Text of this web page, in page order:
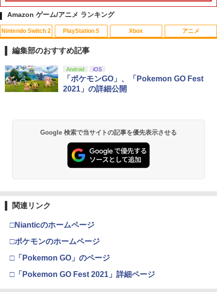
Amazon ゲーム/アニメ ランキング
Nintendo Switch 2
1
スプラトゥーン レイダース|オンライン
コード版
スプラトゥーン レイダース -Switch2
￥6,449
3
￥55,871
4
ニンテンドープリペイド番号 9000円|オ
ンラインコード版
PlayStation 5
1
PlayStation 5 デジタル・エディション
日本語専用 Console Language: Japan
ese only (CFI-2200B01)
プロダクトコード 封入
3
トローラー ミッドナイト ブラック(CFI-
Xbox
1
【純正品】Xbox ワイヤレス コントロー
ラー + USB-C® ケーブル
【純正品】Xbox ワイヤレス コントロー
￥7,681
B-C ケーブル
￥2,618
アニメ
1
【Amazon.co.jp限定】劇場版モノノ怪
第三章 蛇神 (Amazon.co.jp限定オリジ
ナル三方背収納ケース付きコレクション)
(オリジナル特典:オリジナル巾着＋メー
ボード付) [Blu-ray]
￥10,780
窩座再来 通常版 [Blu-ray]
3
劇場版「鬼滅の刃」無限城編 第一章 猗
編集部のおすすめ記事
Android iOS
「ポケモンGO」、「Pokemon GO Fest
2021」の詳細公開
Google 検索で当サイトの記事を優先表示させる
関連リンク
□Nianticのホームページ
□ポケモンのホームページ
□「Pokemon GO」のページ
□「Pokemon GO Fest 2021」詳細ページ